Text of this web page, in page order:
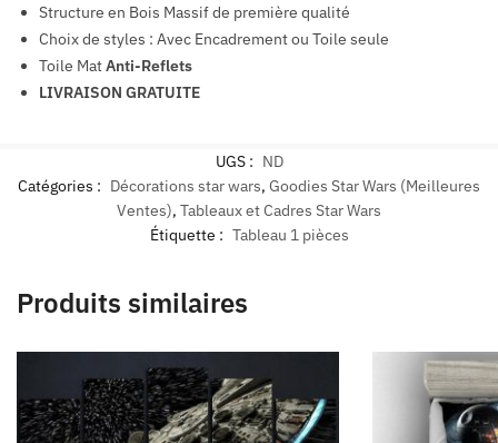
Structure en Bois Massif de première qualité
Choix de styles : Avec Encadrement ou Toile seule
Toile MatAnti-Reflets
LIVRAISON GRATUITE
UGS : ND
Catégories : Décorations star wars, Goodies Star Wars (Meilleures
Ventes), Tableaux et Cadres Star Wars
Étiquette : Tableau 1 pièces
Produits similaires